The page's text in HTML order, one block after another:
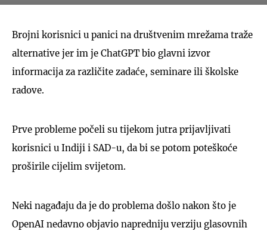
Brojni korisnici u panici na društvenim mrežama traže
alternative jer im je ChatGPT bio glavni izvor
informacija za različite zadaće, seminare ili školske
radove.
Prve probleme počeli su tijekom jutra prijavljivati
korisnici u Indiji i SAD-u, da bi se potom poteškoće
proširile cijelim svijetom.
Neki nagađaju da je do problema došlo nakon što je
OpenAI nedavno objavio napredniju verziju glasovnih